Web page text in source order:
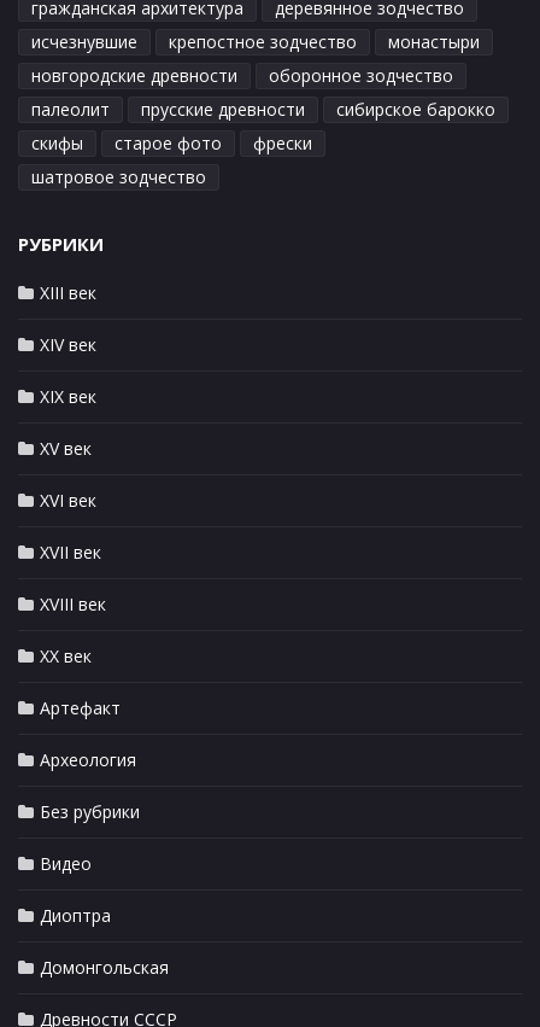
гражданская архитектура
деревянное зодчество
исчезнувшие
крепостное зодчество
монастыри
новгородские древности
оборонное зодчество
палеолит
прусские древности
сибирское барокко
скифы
старое фото
фрески
шатровое зодчество
РУБРИКИ
XIII век
XIV век
XIX век
XV век
XVI век
XVII век
XVIII век
XX век
Артефакт
Археология
Без рубрики
Видео
Диоптра
Домонгольская
Древности СССР